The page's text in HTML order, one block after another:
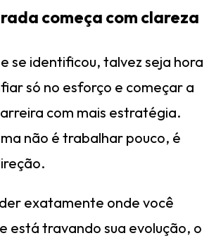
começa com clareza
se identificou, talvez seja hora
só no esforço e começar a
com mais estratégia.
não é trabalhar pouco, é
exatamente onde você
está travando sua evolução, o